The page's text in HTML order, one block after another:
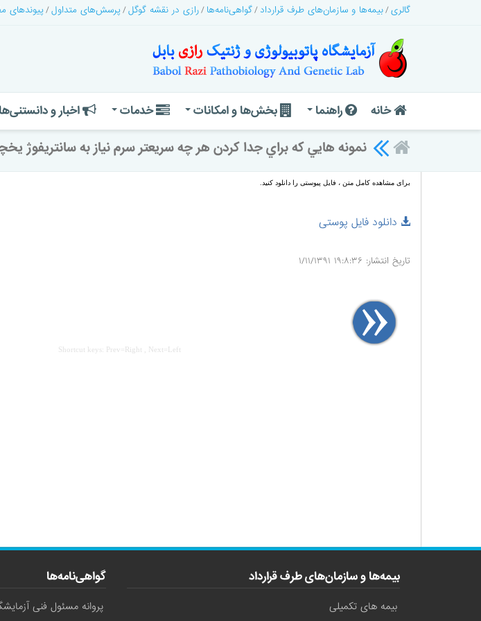
گالری بیمه‌ها و سازمان‌های طرف قرارداد گواهی‌نامه‌ها رازی در نقشه گوگل پرسش‌های متداول پیوندهای
خانه راهنما بخش‌ها و امکانات خدمات اخبار و دانستنی‌ها
نمونه هايي که براي جدا کردن هر چه سريعتر سرم نياز به سانتريفوژ
برای مشاهده کامل متن ، فایل پیوستی را دانلود کنید
دانلود فایل پوستی
تاریخ انتشار: ۱۹:۸:۳۶ ۱/۱۱/۱۳۹۱
Shortcut keys: Prev=Right , Next=Left
بیمه‌ها و سازمان‌های طرف قرارداد
بیمه های تکمیلی
گواهی‌نامه‌ها
پروانه مسئول فنی